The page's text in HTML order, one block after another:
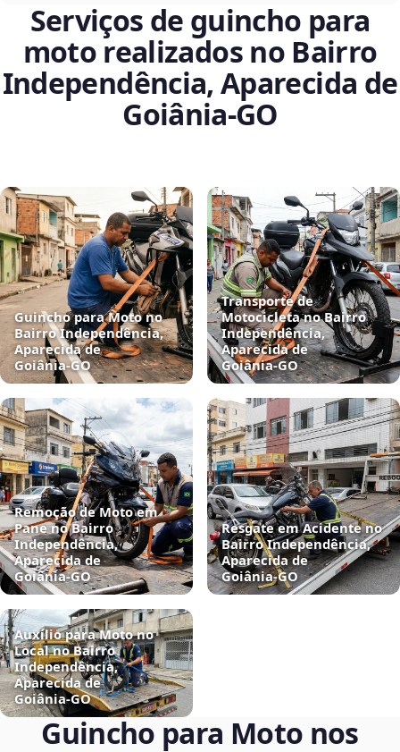
Serviços de guincho para
moto realizados no Bairro
Independência, Aparecida de
Goiânia‑GO
Guincho para Moto no
Bairro Independência,
Aparecida de
Goiânia‑GO
Transporte de
Motocicleta no Bairro
Independência,
Aparecida de
Goiânia‑GO
Remoção de Moto em
Pane no Bairro
Independência,
Aparecida de
Goiânia‑GO
Resgate em Acidente no
Bairro Independência,
Aparecida de
Goiânia‑GO
Auxílio para Moto no
Local no Bairro
Independência,
Aparecida de
Goiânia‑GO
Guincho para Moto nos